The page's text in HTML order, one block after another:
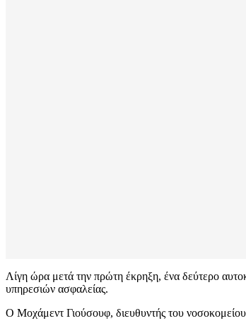
Λίγη ώρα μετά την πρώτη έκρηξη, ένα δεύτερο
υπηρεσιών ασφαλείας.
Ο Μοχάμεντ Γιούσουφ, διευθυντής του